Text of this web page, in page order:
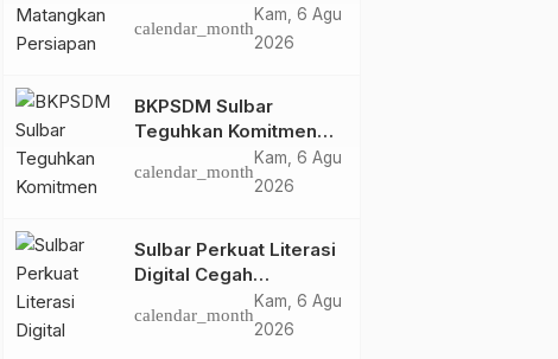
HUT Ke-81 RI, Puncak
Upacara di Lapangan
calendar_month
Kam, 6 Agu
2026
BKPSDM Sulbar
Teguhkan Komitmen
Pengembangan
Kompetensi ASN
Perjanjian Tugas
Belajar 2026
calendar_month
Kam, 6 Agu
2026
Sulbar Perkuat Literasi
Digital Cegah
Kejahatan Love
Scamming
calendar_month
Kam, 6 Agu
2026